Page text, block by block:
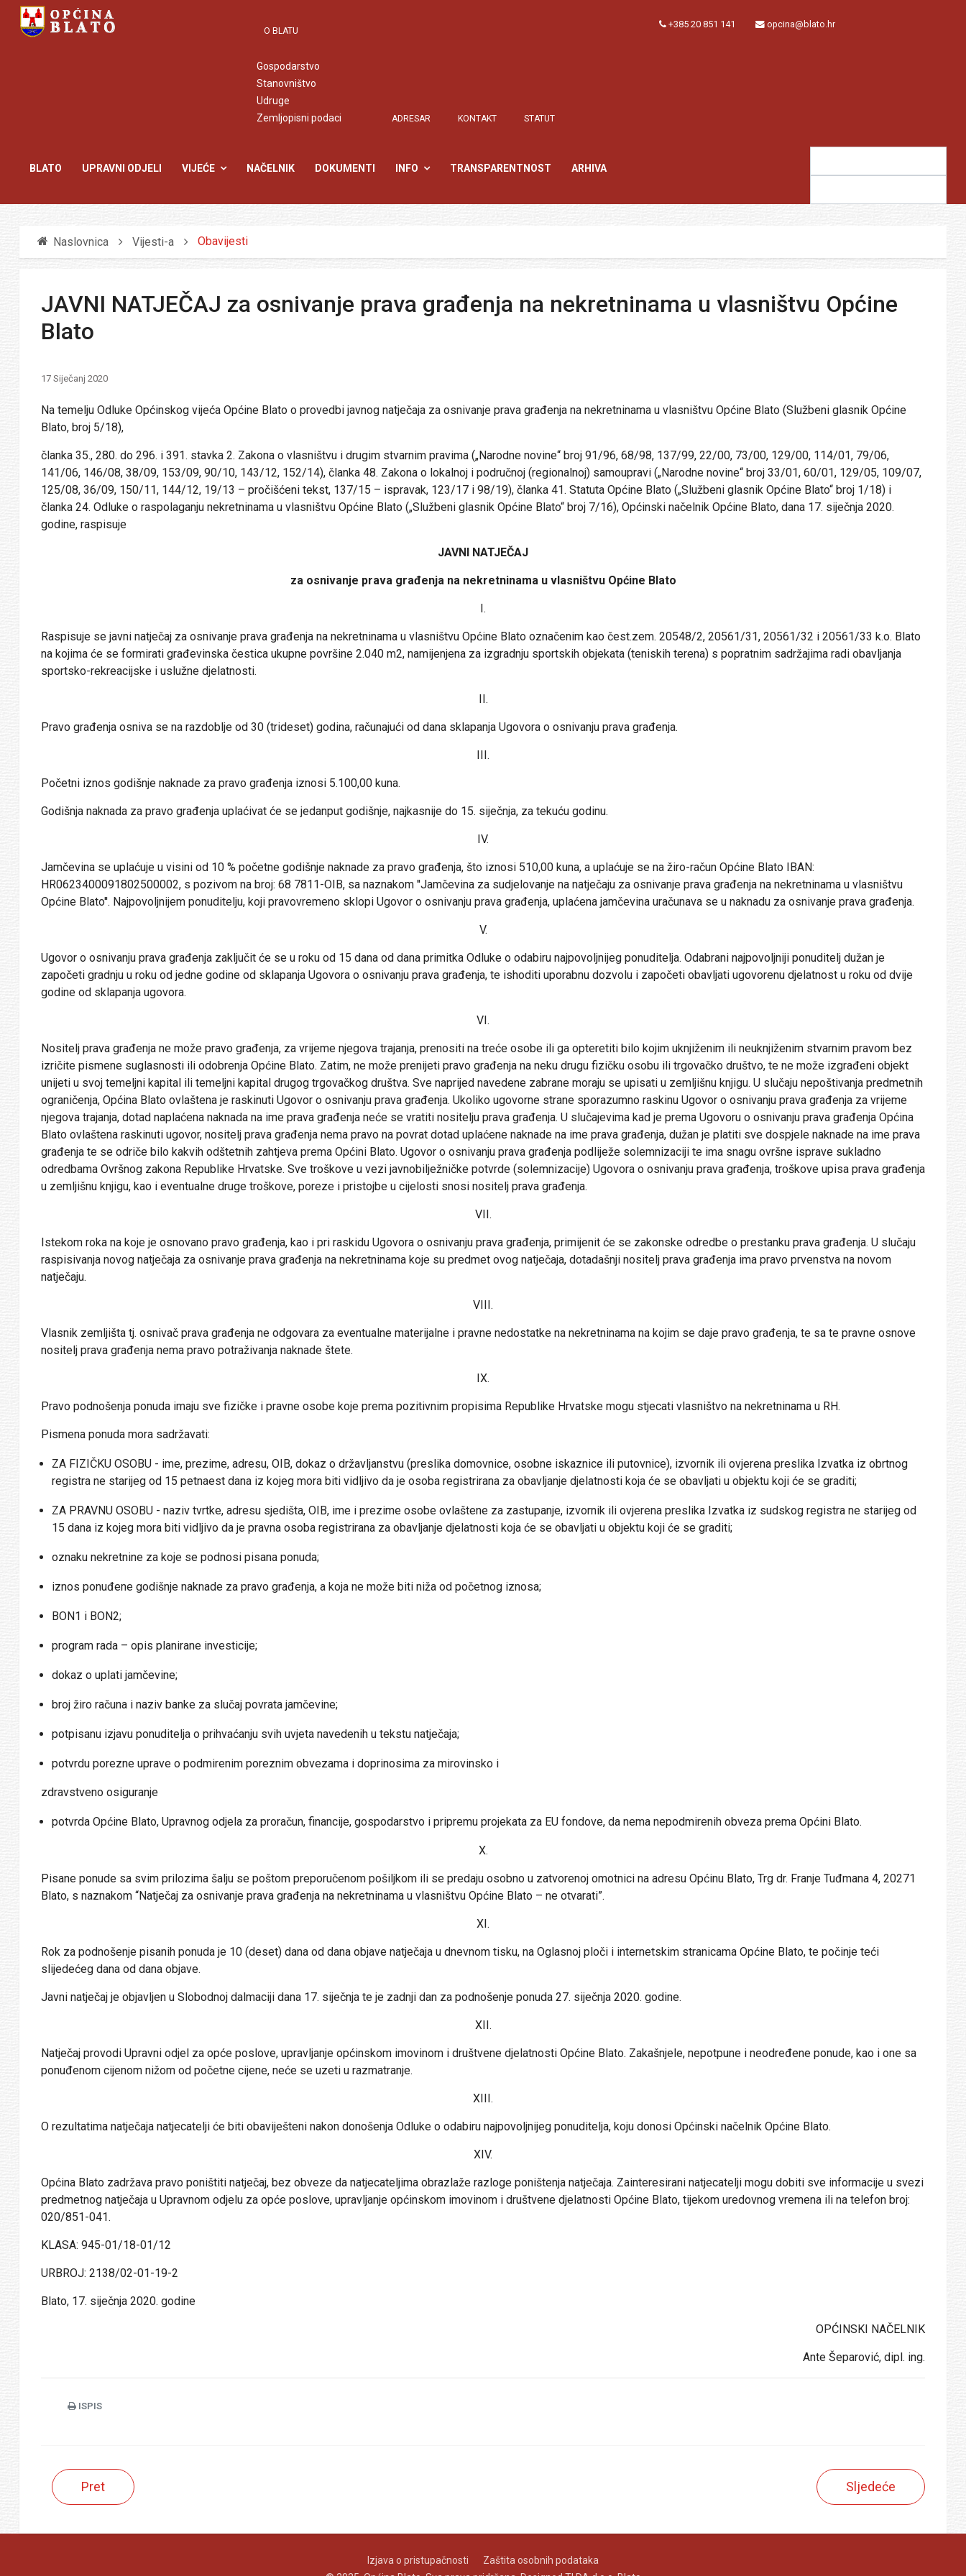
O BLATU
Gospodarstvo
Stanovništvo
Udruge
Zemljopisni podaci
ADRESAR KONTAKT STATUT
+385 20 851 141 opcina@blato.hr
BLATO UPRAVNI ODJELI VIJEĆE NAČELNIK DOKUMENTI INFO TRANSPARENTNOST ARHIVA
Naslovnica Vijesti-a Obavijesti
JAVNI NATJEČAJ za osnivanje prava građenja na nekretninama u vlasništvu Općine
Blato
17 Siječanj 2020
Na temelju Odluke Općinskog vijeća Općine Blato o provedbi javnog natječaja za osnivanje prava građenja na nekretninama u vlasništvu Općine Blato (Službeni glasnik Općine
Blato, broj 5/18),
članka 35., 280. do 296. i 391. stavka 2. Zakona o vlasništvu i drugim stvarnim pravima („Narodne novine“ broj 91/96, 68/98, 137/99, 22/00, 73/00, 129/00, 114/01, 79/06,
141/06, 146/08, 38/09, 153/09, 90/10, 143/12, 152/14), članka 48. Zakona o lokalnoj i područnoj (regionalnoj) samoupravi („Narodne novine“ broj 33/01, 60/01, 129/05, 109/07,
125/08, 36/09, 150/11, 144/12, 19/13 – pročišćeni tekst, 137/15 – ispravak, 123/17 i 98/19), članka 41. Statuta Općine Blato („Službeni glasnik Općine Blato“ broj 1/18) i
članka 24. Odluke o raspolaganju nekretninama u vlasništvu Općine Blato („Službeni glasnik Općine Blato“ broj 7/16), Općinski načelnik Općine Blato, dana 17. siječnja 2020.
godine, raspisuje
JAVNI NATJEČAJ
za osnivanje prava građenja na nekretninama u vlasništvu Općine Blato
I.
Raspisuje se javni natječaj za osnivanje prava građenja na nekretninama u vlasništvu Općine Blato označenim kao čest.zem. 20548/2, 20561/31, 20561/32 i 20561/33 k.o. Blato
na kojima će se formirati građevinska čestica ukupne površine 2.040 m2, namijenjena za izgradnju sportskih objekata (teniskih terena) s popratnim sadržajima radi obavljanja
sportsko-rekreacijske i uslužne djelatnosti.
II.
Pravo građenja osniva se na razdoblje od 30 (trideset) godina, računajući od dana sklapanja Ugovora o osnivanju prava građenja.
III.
Početni iznos godišnje naknade za pravo građenja iznosi 5.100,00 kuna.
Godišnja naknada za pravo građenja uplaćivat će se jedanput godišnje, najkasnije do 15. siječnja, za tekuću godinu.
IV.
Jamčevina se uplaćuje u visini od 10 % početne godišnje naknade za pravo građenja, što iznosi 510,00 kuna, a uplaćuje se na žiro-račun Općine Blato IBAN:
HR0623400091802500002, s pozivom na broj: 68 7811-OIB, sa naznakom ''Jamčevina za sudjelovanje na natječaju za osnivanje prava građenja na nekretninama u vlasništvu
Općine Blato''. Najpovoljnijem ponuditelju, koji pravovremeno sklopi Ugovor o osnivanju prava građenja, uplaćena jamčevina uračunava se u naknadu za osnivanje prava građenja.
V.
Ugovor o osnivanju prava građenja zaključit će se u roku od 15 dana od dana primitka Odluke o odabiru najpovoljnijeg ponuditelja. Odabrani najpovoljniji ponuditelj dužan je
započeti gradnju u roku od jedne godine od sklapanja Ugovora o osnivanju prava građenja, te ishoditi uporabnu dozvolu i započeti obavljati ugovorenu djelatnost u roku od dvije
godine od sklapanja ugovora.
VI.
Nositelj prava građenja ne može pravo građenja, za vrijeme njegova trajanja, prenositi na treće osobe ili ga opteretiti bilo kojim uknjiženim ili neuknjiženim stvarnim pravom bez
izričite pismene suglasnosti ili odobrenja Općine Blato. Zatim, ne može prenijeti pravo građenja na neku drugu fizičku osobu ili trgovačko društvo, te ne može izgrađeni objekt
unijeti u svoj temeljni kapital ili temeljni kapital drugog trgovačkog društva. Sve naprijed navedene zabrane moraju se upisati u zemljišnu knjigu. U slučaju nepoštivanja predmetnih
ograničenja, Općina Blato ovlaštena je raskinuti Ugovor o osnivanju prava građenja. Ukoliko ugovorne strane sporazumno raskinu Ugovor o osnivanju prava građenja za vrijeme
njegova trajanja, dotad naplaćena naknada na ime prava građenja neće se vratiti nositelju prava građenja. U slučajevima kad je prema Ugovoru o osnivanju prava građenja Općina
Blato ovlaštena raskinuti ugovor, nositelj prava građenja nema pravo na povrat dotad uplaćene naknade na ime prava građenja, dužan je platiti sve dospjele naknade na ime prava
građenja te se odriče bilo kakvih odštetnih zahtjeva prema Općini Blato. Ugovor o osnivanju prava građenja podliježe solemnizaciji te ima snagu ovršne isprave sukladno
odredbama Ovršnog zakona Republike Hrvatske. Sve troškove u vezi javnobilježničke potvrde (solemnizacije) Ugovora o osnivanju prava građenja, troškove upisa prava građenja
u zemljišnu knjigu, kao i eventualne druge troškove, poreze i pristojbe u cijelosti snosi nositelj prava građenja.
VII.
Istekom roka na koje je osnovano pravo građenja, kao i pri raskidu Ugovora o osnivanju prava građenja, primijenit će se zakonske odredbe o prestanku prava građenja. U slučaju
raspisivanja novog natječaja za osnivanje prava građenja na nekretninama koje su predmet ovog natječaja, dotadašnji nositelj prava građenja ima pravo prvenstva na novom
natječaju.
VIII.
Vlasnik zemljišta tj. osnivač prava građenja ne odgovara za eventualne materijalne i pravne nedostatke na nekretninama na kojim se daje pravo građenja, te sa te pravne osnove
nositelj prava građenja nema pravo potraživanja naknade štete.
IX.
Pravo podnošenja ponuda imaju sve fizičke i pravne osobe koje prema pozitivnim propisima Republike Hrvatske mogu stjecati vlasništvo na nekretninama u RH.
Pismena ponuda mora sadržavati:
ZA FIZIČKU OSOBU - ime, prezime, adresu, OIB, dokaz o državljanstvu (preslika domovnice, osobne iskaznice ili putovnice), izvornik ili ovjerena preslika Izvatka iz obrtnog
registra ne starijeg od 15 petnaest dana iz kojeg mora biti vidljivo da je osoba registrirana za obavljanje djelatnosti koja će se obavljati u objektu koji će se graditi;
ZA PRAVNU OSOBU - naziv tvrtke, adresu sjedišta, OIB, ime i prezime osobe ovlaštene za zastupanje, izvornik ili ovjerena preslika Izvatka iz sudskog registra ne starijeg od
15 dana iz kojeg mora biti vidljivo da je pravna osoba registrirana za obavljanje djelatnosti koja će se obavljati u objektu koji će se graditi;
oznaku nekretnine za koje se podnosi pisana ponuda;
iznos ponuđene godišnje naknade za pravo građenja, a koja ne može biti niža od početnog iznosa;
BON1 i BON2;
program rada – opis planirane investicije;
dokaz o uplati jamčevine;
broj žiro računa i naziv banke za slučaj povrata jamčevine;
potpisanu izjavu ponuditelja o prihvaćanju svih uvjeta navedenih u tekstu natječaja;
potvrdu porezne uprave o podmirenim poreznim obvezama i doprinosima za mirovinsko i
zdravstveno osiguranje
potvrda Općine Blato, Upravnog odjela za proračun, financije, gospodarstvo i pripremu projekata za EU fondove, da nema nepodmirenih obveza prema Općini Blato.
X.
Pisane ponude sa svim prilozima šalju se poštom preporučenom pošiljkom ili se predaju osobno u zatvorenoj omotnici na adresu Općinu Blato, Trg dr. Franje Tuđmana 4, 20271
Blato, s naznakom “Natječaj za osnivanje prava građenja na nekretninama u vlasništvu Općine Blato – ne otvarati”.
XI.
Rok za podnošenje pisanih ponuda je 10 (deset) dana od dana objave natječaja u dnevnom tisku, na Oglasnoj ploči i internetskim stranicama Općine Blato, te počinje teći
slijedećeg dana od dana objave.
Javni natječaj je objavljen u Slobodnoj dalmaciji dana 17. siječnja te je zadnji dan za podnošenje ponuda 27. siječnja 2020. godine.
XII.
Natječaj provodi Upravni odjel za opće poslove, upravljanje općinskom imovinom i društvene djelatnosti Općine Blato. Zakašnjele, nepotpune i neodređene ponude, kao i one sa
ponuđenom cijenom nižom od početne cijene, neće se uzeti u razmatranje.
XIII.
O rezultatima natječaja natjecatelji će biti obaviješteni nakon donošenja Odluke o odabiru najpovoljnijeg ponuditelja, koju donosi Općinski načelnik Općine Blato.
XIV.
Općina Blato zadržava pravo poništiti natječaj, bez obveze da natjecateljima obrazlaže razloge poništenja natječaja. Zainteresirani natjecatelji mogu dobiti sve informacije u svezi
predmetnog natječaja u Upravnom odjelu za opće poslove, upravljanje općinskom imovinom i društvene djelatnosti Općine Blato, tijekom uredovnog vremena ili na telefon broj:
020/851-041.
KLASA: 945-01/18-01/12
URBROJ: 2138/02-01-19-2
Blato, 17. siječnja 2020. godine
OPĆINSKI NAČELNIK
Ante Šeparović, dipl. ing.
ISPIS
Pret Sljedeće
Izjava o pristupačnosti
Zaštita osobnih podataka